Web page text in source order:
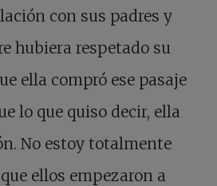
con sus padres y
hubiera respetado su
ella compró ese pasaje
lo que quiso decir, ella
No estoy totalmente
ellos empezaron a